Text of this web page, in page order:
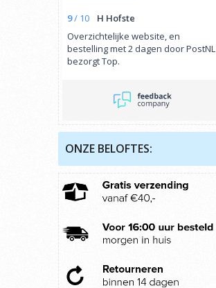
9/ 10
H Hofste
Overzichtelijke website, en
bestelling met 2 dagen door PostNL
bezorgt Top.
ONZE BELOFTES: